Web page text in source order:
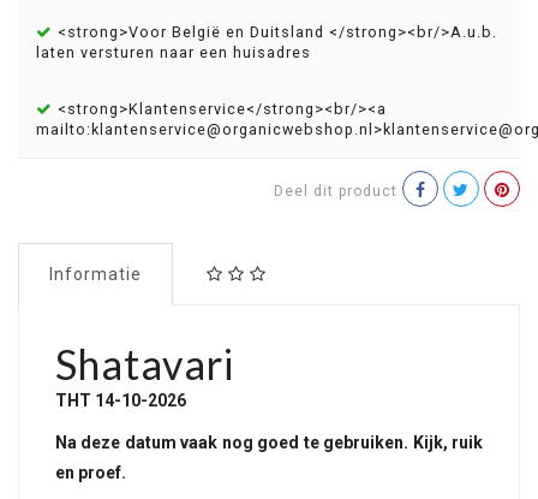
<strong>Voor België en Duitsland </strong><br/>A.u.b.
laten versturen naar een huisadres
<strong>Klantenservice</strong><br/><a
mailto: klantenservice@organicwebshop.nl >
Deel dit product
Informatie
Shatavari
THT 14-10-2026
Na deze datum vaak nog goed te gebruiken. Kijk, ruik
en proef.